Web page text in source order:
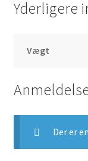
Yderligere
Vægt
Der er